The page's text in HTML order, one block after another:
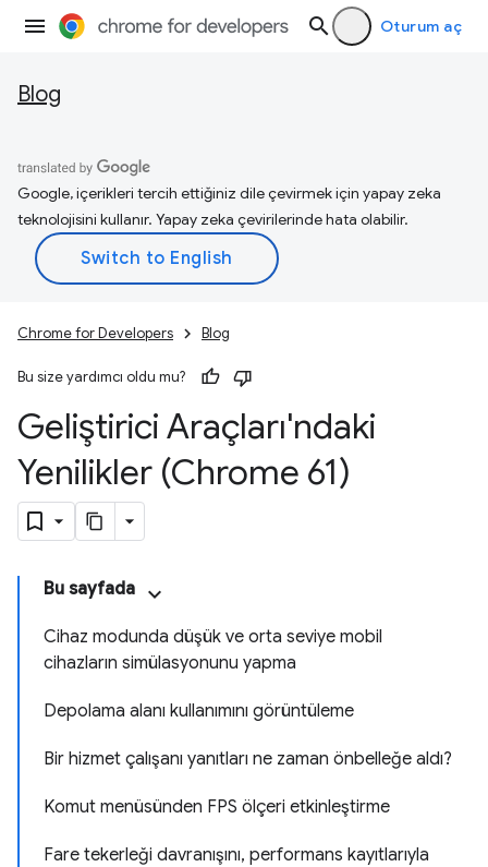
Oturum aç
Blog
Google, içerikleri tercih ettiğiniz dile çevirmek için yapay zeka
teknolojisini kullanır. Yapay zeka çevirilerinde hata olabilir.
Chrome for Developers Blog
Bu size yardımcı oldu mu?
Geliştirici Araçları'ndaki
Yenilikler (Chrome 61)
Bu sayfada
Cihaz modunda düşük ve orta seviye mobil
cihazların simülasyonunu yapma
Depolama alanı kullanımını görüntüleme
Bir hizmet çalışanı yanıtları ne zaman önbelleğe aldı?
Komut menüsünden FPS ölçeri etkinleştirme
Fare tekerleği davranışını, performans kayıtlarıyla